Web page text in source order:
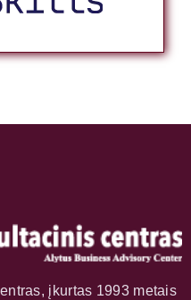
įkurtas 1993 metais